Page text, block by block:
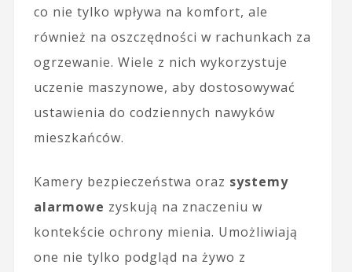
co nie tylko wpływa na komfort, ale
również na oszczędności w rachunkach za
ogrzewanie. Wiele z nich wykorzystuje
uczenie maszynowe, aby dostosowywać
ustawienia do codziennych nawyków
mieszkańców.
Kamery bezpieczeństwa oraz systemy
alarmowe zyskują na znaczeniu w
kontekście ochrony mienia. Umożliwiają
one nie tylko podgląd na żywo z